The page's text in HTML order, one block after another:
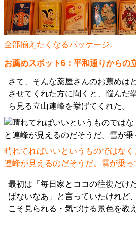
全部揃えたくなるパッケージ。
お薦めスポット6：平和通りからの
さて、そんな薬屋さんのお薦めは
させてくれた方に聞くと、悩んだ
ら見る立山連峰を挙げてくれた。
晴れてればいいというものではな
連峰が見えるのだそうだ。雪が乗っ
最初は「毎日家とココの往復だけ
ばないなあ」と言っていたけれど
こそ見られる・気づける景色を教